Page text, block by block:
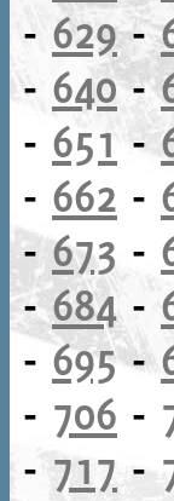
- 629-
- 640-
- 651 -
- 662 -
-673 -
-684 -
-695-
- 706 -
-717 -